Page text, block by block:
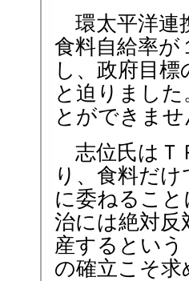
環太平洋連
食料自給率が
し、政府目
と迫りまし
とができま
志位氏はＴ
り、食料だ
に委ねるこ
治には絶対反
産するとい
の確立こそ